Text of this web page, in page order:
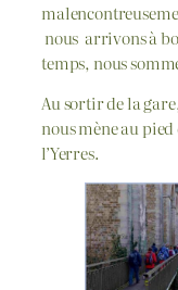
nous arrivons à
temps, nous
Au sortir de la
nous mène au
l’Yerres.